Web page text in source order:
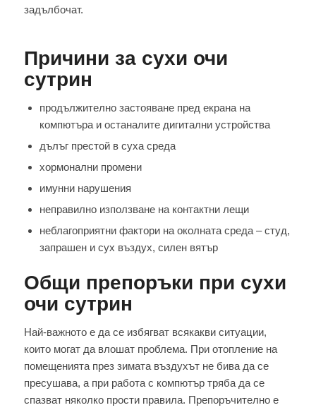
задълбочат.
Причини за сухи очи
сутрин
продължително застояване пред екрана на
компютъра и останалите дигитални устройства
дълъг престой в суха среда
хормонални промени
имунни нарушения
неправилно използване на контактни лещи
неблагоприятни фактори на околната среда – студ,
запрашен и сух въздух, силен вятър
Общи препоръки при сухи
очи сутрин
Най-важното е да се избягват всякакви ситуации,
които могат да влошат проблема. При отопление на
помещенията през зимата въздухът не бива да се
пресушава, а при работа с компютър тряба да се
спазват няколко прости правила. Препоръчително е